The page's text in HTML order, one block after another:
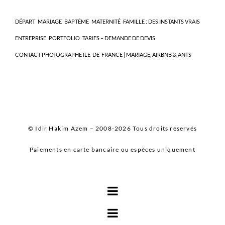
DÉPART MARIAGE BAPTÊME MATERNITÉ FAMILLE : DES INSTANTS VRAIS
ENTREPRISE PORTFOLIO TARIFS – DEMANDE DE DEVIS
CONTACT PHOTOGRAPHE ÎLE-DE-FRANCE | MARIAGE, AIRBNB & ANTS
© Idir Hakim Azem – 2008-2026 Tous droits reservés
Paiements en carte bancaire ou espèces uniquement